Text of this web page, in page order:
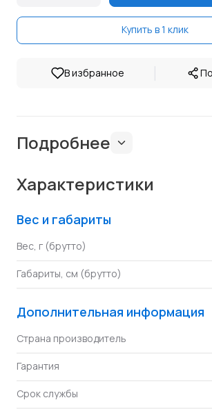
Купить в 1 клик
В избранное |
Подробнее
Характеристики
Вес и габариты
Вес, г (брутто)
Габариты, см (брутто)
Дополнительная информация
Страна производитель
Гарантия
Срок службы